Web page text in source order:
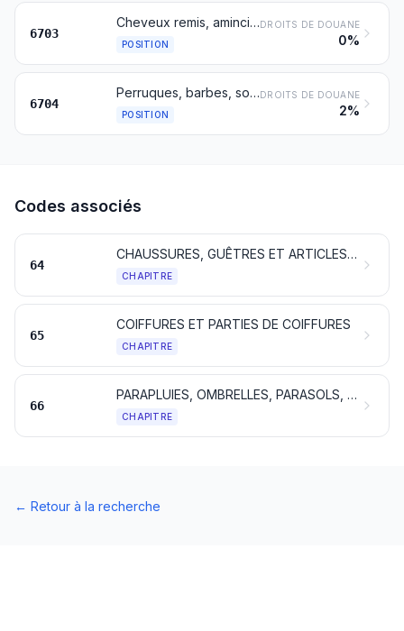
6703
Cheveux remis, amincis, blanchis ou autrement préparés; laine, poils et autres matières textiles, préparés pour la fabrication de perruques ou d'articles similaires
POSITION
DROITS DE DOUANE
0%
6704
Perruques, barbes, sourcils, cils, mèches et articles analogues en cheveux, poils ou matières textiles; ouvrages en cheveux non dénommés ni compris ailleurs
POSITION
DROITS DE DOUANE
2%
Codes associés
64
CHAUSSURES, GUÊTRES ET ARTICLES ANALOGUES; PARTIES DE CES OBJETS
CHAPITRE
65
COIFFURES ET PARTIES DE COIFFURES
CHAPITRE
66
PARAPLUIES, OMBRELLES, PARASOLS, CANNES, CANNES-SIÈGES, FOUETS, CRAVACHES ET LEURS PARTIES
CHAPITRE
← Retour à la recherche